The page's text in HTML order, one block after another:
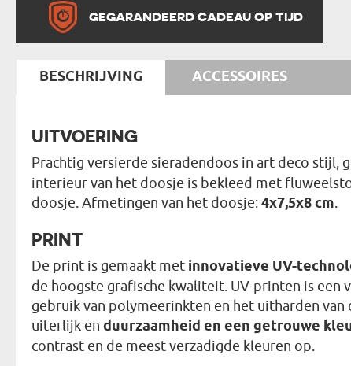
GEGARANDEERD CADEAU OP TIJD
BESCHRIJVING ACCESSOIRES
UITVOERING
Prachtig versierde sieradendoos in art deco stijl,
interieur van het doosje is bekleed met
doosje. Afmetingen van het doosje:4x7,5x8 cm.
PRINT
De print is gemaakt met innovatieve UV-
de hoogste grafische kwaliteit. UV-printen is
gebruik van polymeerinkten en het uitharden
uiterlijk en duurzaamheid en een getrouwe
contrast en de meest verzadigde kleuren op.